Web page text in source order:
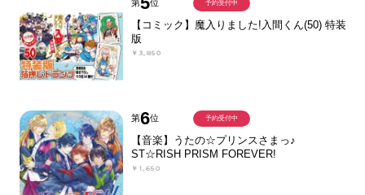
第 位
【コミック】魔入りました!入間くん(50) 特装
版
￥3,850
予約受付中
第6位
【音楽】うたの☆プリンスさまっ♪
ST☆RISH PRISM FOREVER!
￥1,650
予約受付中